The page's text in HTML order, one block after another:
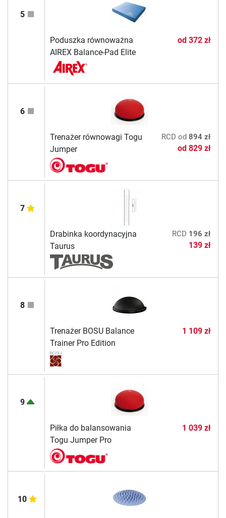
5
Poduszka równoważna
AIREX Balance-Pad Elite
od 372 zł
6
Trenażer równowagi Togu
Jumper
RCD od 894 zł
od 829 zł
7
Drabinka koordynacyjna
Taurus
RCD 196 zł
139 zł
8
Trenażer BOSU Balance
Trainer Pro Edition
1 109 zł
9
Piłka do balansowania
Togu Jumper Pro
1 039 zł
10